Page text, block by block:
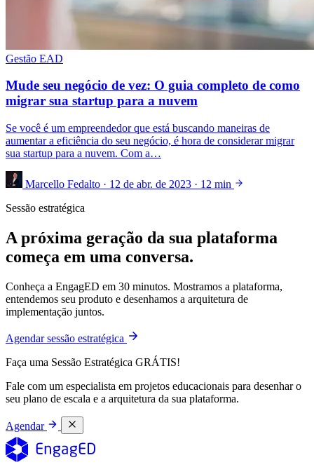
Gestão EAD
Mude seu negócio de vez: O guia completo de como
migrar sua startup para a nuvem
Se você é um empreendedor que está buscando maneiras de
aumentar a eficiência do seu negócio, é hora de considerar migrar
sua startup para a nuvem. Com a…
Marcello Fedalto · 12 de abr. de 2023 · 12 min
Sessão estratégica
A próxima geração da sua plataforma
começa em uma conversa.
Conheça a EngagED em 30 minutos. Mostramos a plataforma,
entendemos seu produto e desenhamos a arquitetura de
implementação juntos.
Agendar sessão estratégica
Faça uma Sessão Estratégica GRÁTIS!
Fale com um especialista em projetos educacionais para desenhar o
seu plano de escala e a arquitetura da sua plataforma.
Agendar